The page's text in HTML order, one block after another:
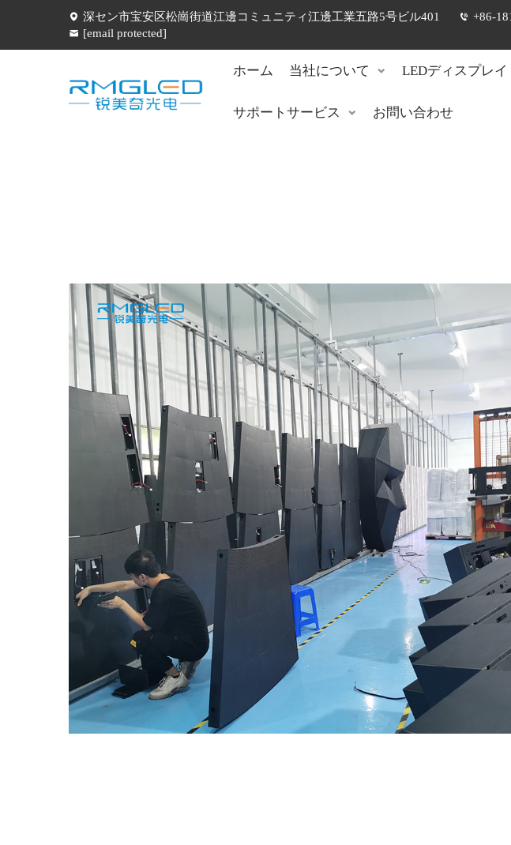
深セン市宝安区松崗街道江邊コミュニティ江邊工業五路5号ビル401
+86-
[email protected]
ホーム 当社について LEDディスプレイ
サポートサービス お問い合わせ